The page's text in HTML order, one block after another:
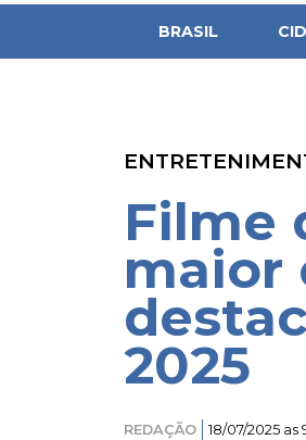
BRASIL
Filme
maior
2025
REDAÇÃO 18/07/2025 as